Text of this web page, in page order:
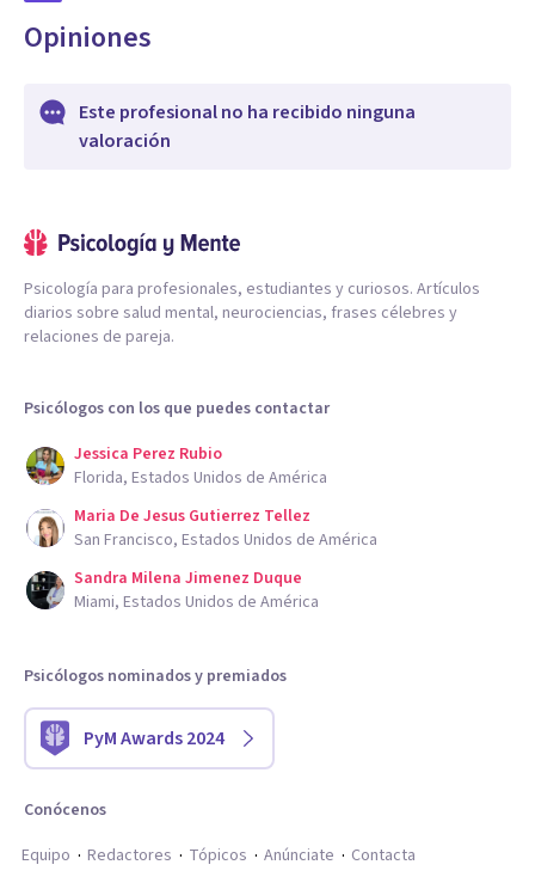
Opiniones
Este profesional no ha recibido ninguna
valoración
Psicología para profesionales, estudiantes y curiosos. Artículos
diarios sobre salud mental, neurociencias, frases célebres y
relaciones de pareja.
Psicólogos con los que puedes contactar
Jessica Perez Rubio
Florida, Estados Unidos de América
Maria De Jesus Gutierrez Tellez
San Francisco, Estados Unidos de América
Sandra Milena Jimenez Duque
Miami, Estados Unidos de América
Psicólogos nominados y premiados
PyM Awards 2024
Conócenos
Equipo
Redactores Tópicos Anúnciate Contacta